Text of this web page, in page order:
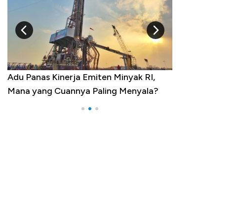
Adu Panas Kinerja Emiten Minyak RI,
Mana yang Cuannya Paling Menyala?